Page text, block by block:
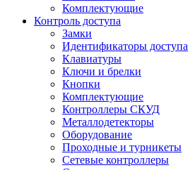
Комплектующие
Контроль доступа
Замки
Идентификаторы доступа
Клавиатуры
Ключи и брелки
Кнопки
Комплектующие
Контроллеры СКУД
Металлодетекторы
Оборудование
Проходные и турникеты
Сетевые контроллеры